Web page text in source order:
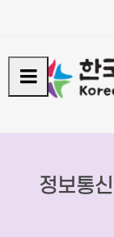
정보통